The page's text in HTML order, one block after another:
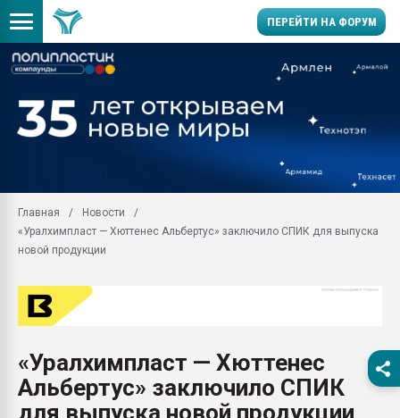
ПЕРЕЙТИ НА ФОРУМ
производство SPC
заводу пластмасс"
28.07.2026
ситуацией на
Всё, что касается
Главная
Новости
«Уралхимпласт — Хюттенес Альбертус» заключило СПИК для выпуска
новой продукции
«Уралхимпласт — Хюттенес
Альбертус» заключило СПИК
для выпуска новой продукции